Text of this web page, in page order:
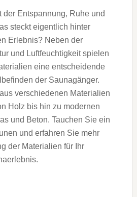
der Entspannung, Ruhe und
steckt eigentlich hinter
Erlebnis? Neben der
und Luftfeuchtigkeit spielen
eine entscheidende
der Saunagänger.
verschiedenen Materialien
Holz bis hin zu modernen
und Beton. Tauchen Sie ein
und erfahren Sie mehr
der Materialien für Ihr